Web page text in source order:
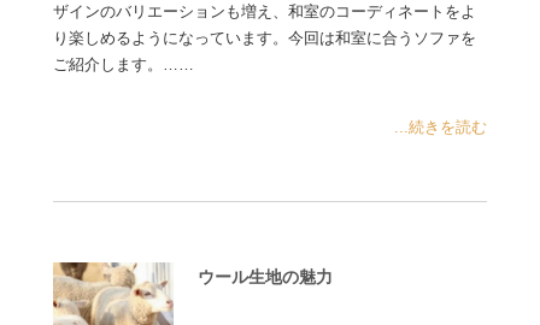
ザインのバリエーションも増え、和室のコーディネートをよ
り楽しめるようになっています。今回は和室に合うソファを
ご紹介します。……
...続きを読む
ウール生地の魅力